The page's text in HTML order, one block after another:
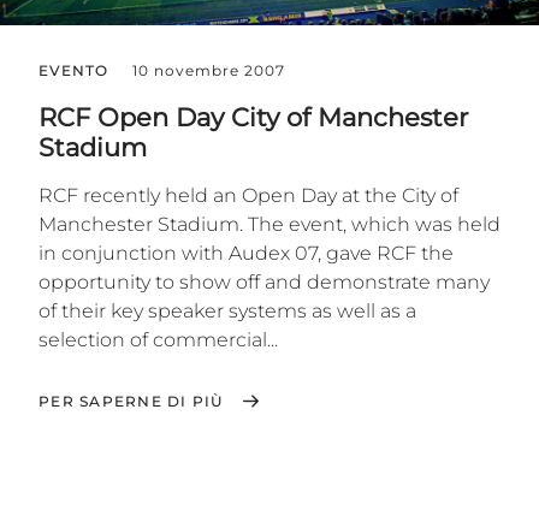
EVENTO 10 novembre 2007
RCF Open Day City of Manchester
Stadium
RCF recently held an Open Day at the City of
Manchester Stadium. The event, which was held
in conjunction with Audex 07, gave RCF the
opportunity to show off and demonstrate many
of their key speaker systems as well as a
selection of commercial...
PER SAPERNE DI PIÙ